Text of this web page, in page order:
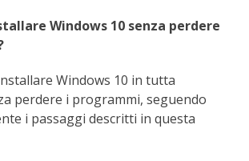
Windows 10 senza perdere
Windows 10 in tutta
perdere i programmi, seguendo
i passaggi descritti in questa